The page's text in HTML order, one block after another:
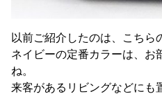
以前ご紹介したのは、こちら
ネイビーの定番カラーは、お
ね。
来客があるリビングなどにも